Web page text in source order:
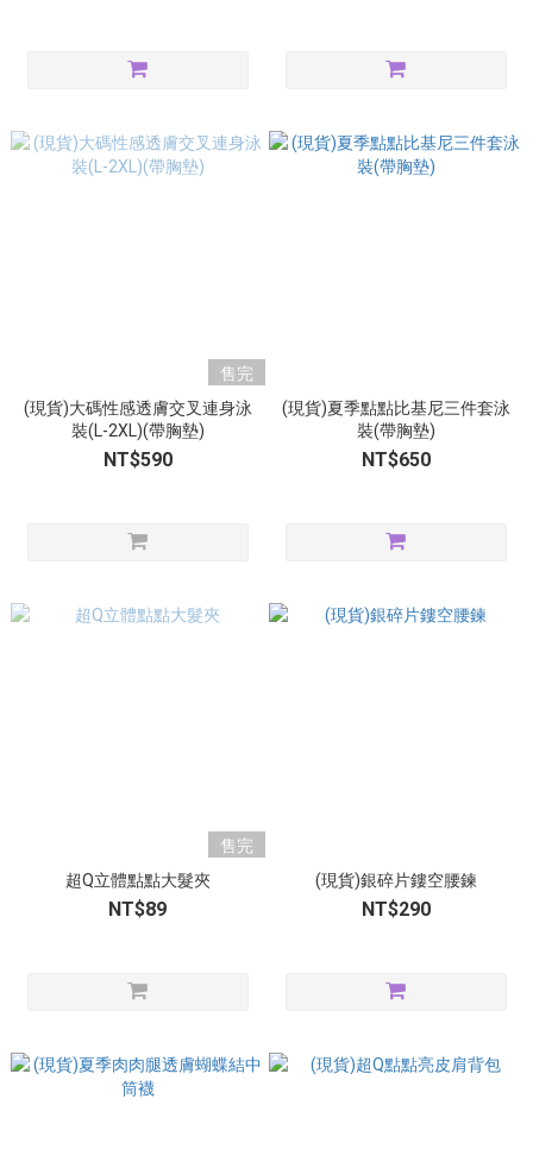
售完
(現貨)大碼性感透膚交叉連身泳
裝(L-2XL)(帶胸墊)
NT$590
(現貨)夏季點點比基尼三件套泳
裝(帶胸墊)
NT$650
售完
超Q立體點點大髮夾
NT$89
(現貨)銀碎片鏤空腰鍊
NT$290